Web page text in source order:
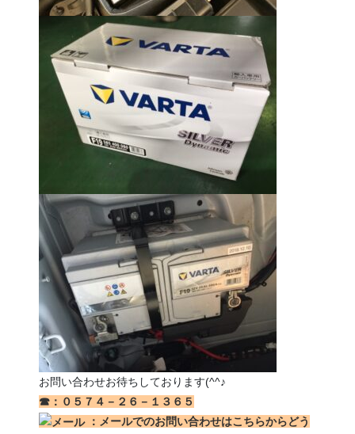
お問い合わせお待ちしております(^^♪
☎：０５７４－２６－１３６５
：メールでのお問い合わせはこちらからどう